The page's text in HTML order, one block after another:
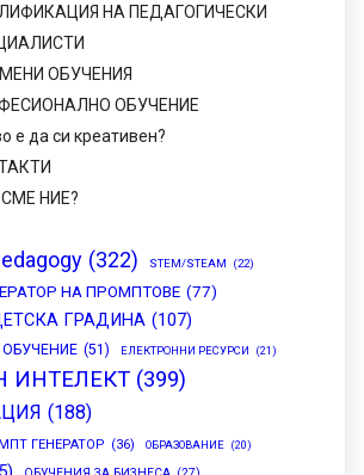
НА ПЕДАГОГИЧЕСКИ
ОБУЧЕНИЯ
ОБУЧЕНИЕ
е да си креативен?
НИЕ?
(322) STEM/STEAM (22)
НА ПРОМПТОВЕ (77)
ГРАДИНА (107)
(51) ЕЛЕКТРОННИ РЕСУРСИ (21)
ИНТЕЛЕКТ (399)
(188)
ГЕНЕРАТОР (36) ОБРАЗОВАНИЕ (20)